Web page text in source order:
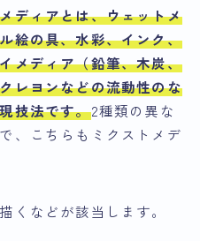
ディアとは、ウェットメ
絵の具、水彩、インク、
メディア（鉛筆、木炭、
レヨンなどの流動性のな
技法です。2種類の異な
、こちらもミクストメデ
くなどが該当します。